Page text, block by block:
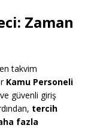
Zaman
takvim
Kamu Personeli
güvenli giriş
tercih
fazla